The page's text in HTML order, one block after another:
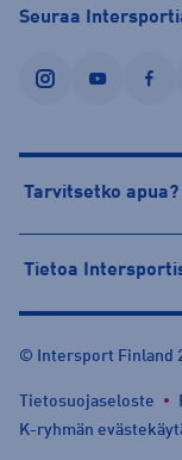
Seuraa
instagramyoutube
Tarvitsetko apua?
Tietoa
© Intersport Finland
Tietosuojaseloste
K-ryhmän